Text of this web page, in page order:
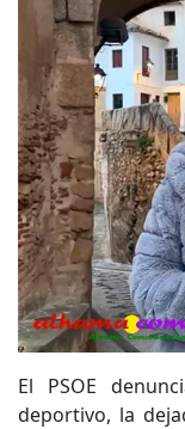
El PSOE
deportivo, la